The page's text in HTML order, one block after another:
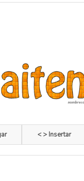
< > Insertar